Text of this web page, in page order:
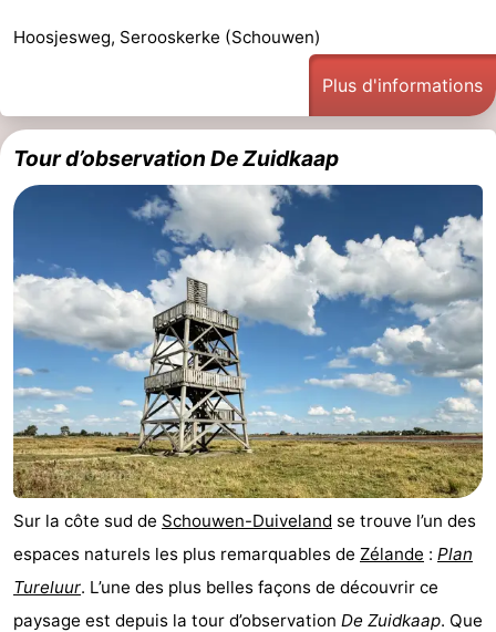
Schouwen
Nature
Oranjezon
-
Oostkapelle
-
Nature
de
Mantelingen
-
Domburg
-
Zoutelande
Vlissingen
-
Middelburg
Météo
Contact
Hoosjesweg, Serooskerke (Schouwen)
Plus d'informations
Tour d’observation De Zuidkaap
Sur la côte sud de Schouwen-Duiveland se trouve l’un des
espaces naturels les plus remarquables de Zélande : Plan
Tureluur. L’une des plus belles façons de découvrir ce
paysage est depuis la tour d’observation De Zuidkaap. Que